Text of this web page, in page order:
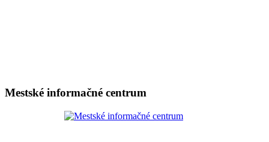
Mestské informačné centrum